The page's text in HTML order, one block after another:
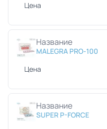
Цена
Название
MALEGRA PRO-100
Цена
Название
SUPER P-FORCE